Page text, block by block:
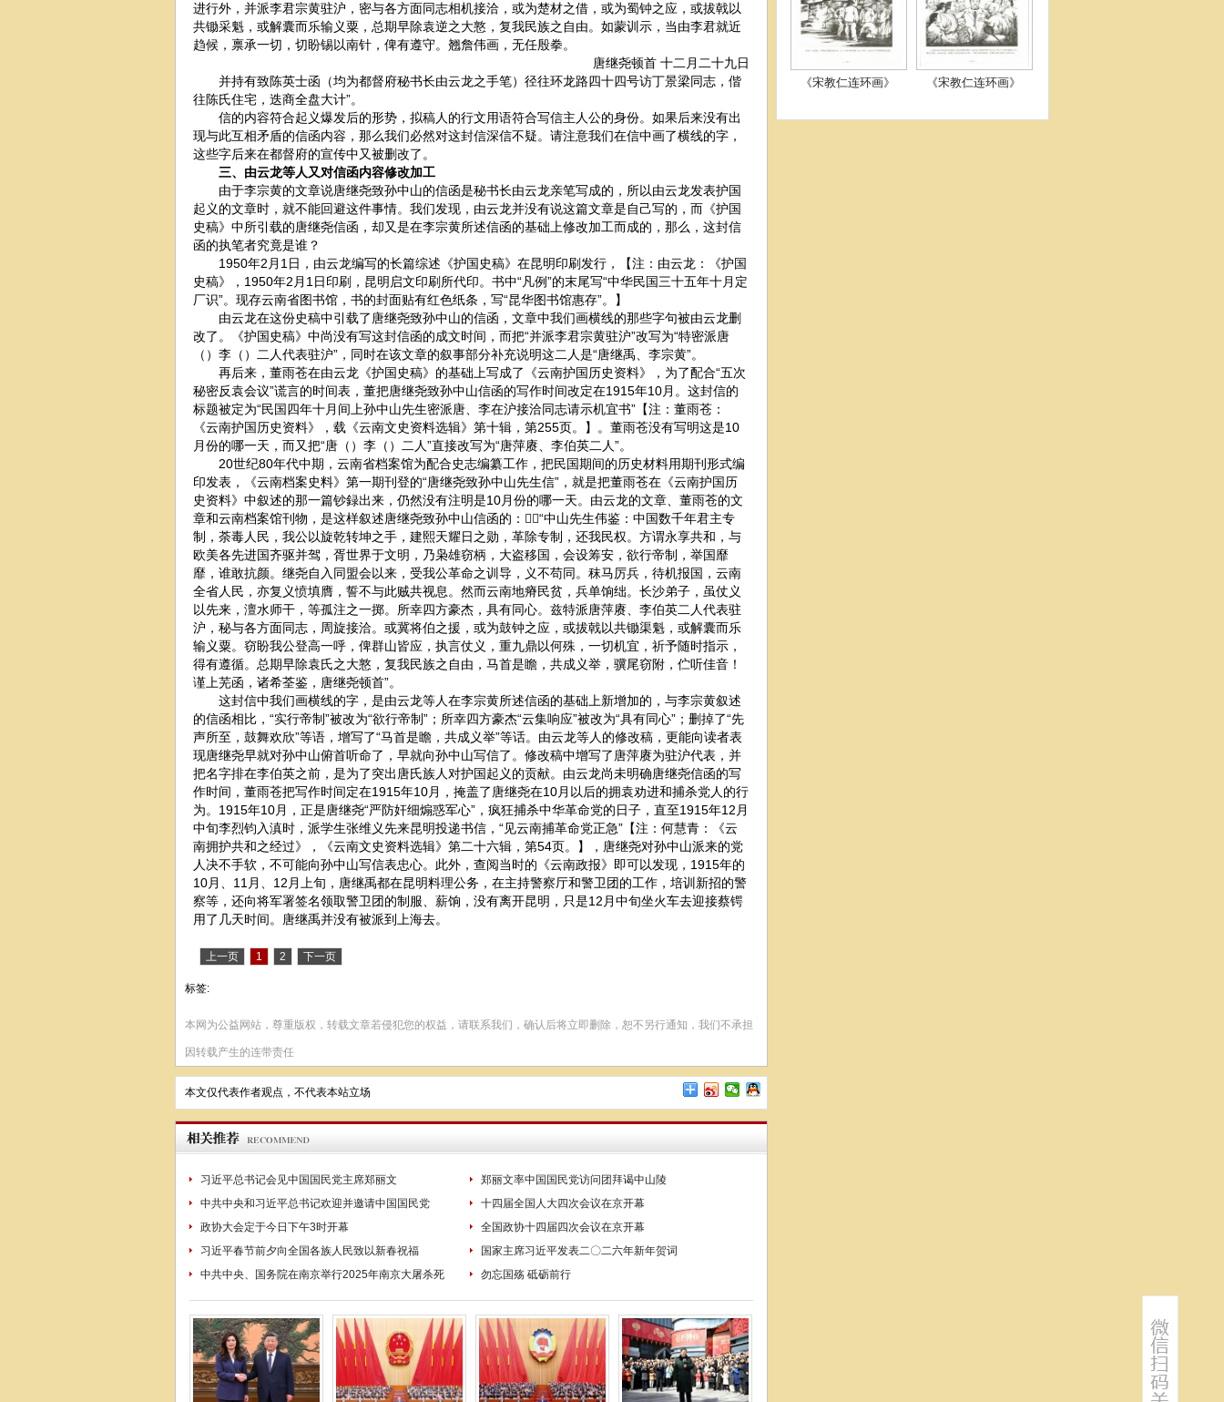
进行外，并派李君宗黄驻沪，密与各方面同志相机接洽，或为楚材之借，或为蜀钟之应，或拔戟以
共锄采魁，或解囊而乐输义粟，总期早除袁逆之大憝，复我民族之自由。如蒙训示，当由李君就近
趋候，禀承一切，切盼锡以南针，俾有遵守。翘詹伟画，无任殷拳。
唐继尧顿首 十二月二十九日
并持有致陈英士函（均为都督府秘书长由云龙之手笔）径往环龙路四十四号访丁景梁同志，偕
往陈氏住宅，迭商全盘大计”。
信的内容符合起义爆发后的形势，拟稿人的行文用语符合写信主人公的身份。如果后来没有出
现与此互相矛盾的信函内容，那么我们必然对这封信深信不疑。请注意我们在信中画了横线的字，
这些字后来在都督府的宣传中又被删改了。
三、由云龙等人又对信函内容修改加工
由于李宗黄的文章说唐继尧致孙中山的信函是秘书长由云龙亲笔写成的，所以由云龙发表护国
起义的文章时，就不能回避这件事情。我们发现，由云龙并没有说这篇文章是自己写的，而《护国
史稿》中所引载的唐继尧信函，却又是在李宗黄所述信函的基础上修改加工而成的，那么，这封信
函的执笔者究竟是谁？
1950年2月1日，由云龙编写的长篇综述《护国史稿》在昆明印刷发行，【注：由云龙：《护国
史稿》，1950年2月1日印刷，昆明启文印刷所代印。书中“凡例”的末尾写“中华民国三十五年十月定
厂识”。现存云南省图书馆，书的封面贴有红色纸条，写“昆华图书馆惠存”。】
由云龙在这份史稿中引载了唐继尧致孙中山的信函，文章中我们画横线的那些字句被由云龙删
改了。《护国史稿》中尚没有写这封信函的成文时间，而把“并派李君宗黄驻沪”改写为“特密派唐
（）李（）二人代表驻沪”，同时在该文章的叙事部分补充说明这二人是“唐继禹、李宗黄”。
再后来，董雨苍在由云龙《护国史稿》的基础上写成了《云南护国历史资料》，为了配合“五次
秘密反袁会议”谎言的时间表，董把唐继尧致孙中山信函的写作时间改定在1915年10月。这封信的
标题被定为“民国四年十月间上孙中山先生密派唐、李在沪接洽同志请示机宜书”【注：董雨苍：
《云南护国历史资料》，载《云南文史资料选辑》第十辑，第255页。】。董雨苍没有写明这是10
月份的哪一天，而又把“唐（）李（）二人”直接改写为“唐萍赓、李伯英二人”。
20世纪80年代中期，云南省档案馆为配合史志编纂工作，把民国期间的历史材料用期刊形式编
印发表，《云南档案史料》第一期刊登的“唐继尧致孙中山先生信”，就是把董雨苍在《云南护国历
史资料》中叙述的那一篇钞録出来，仍然没有注明是10月份的哪一天。由云龙的文章、董雨苍的文
章和云南档案馆刊物，是这样叙述唐继尧致孙中山信函的：“中山先生伟鉴：中国数千年君主专
制，荼毒人民，我公以旋乾转坤之手，建熙天耀日之勋，革除专制，还我民权。方谓永享共和，与
欧美各先进国齐驱并驾，胥世界于文明，乃枭雄窃柄，大盗移国，会设筹安，欲行帝制，举国靡
靡，谁敢抗颜。继尧自入同盟会以来，受我公革命之训导，义不苟同。秣马厉兵，待机报国，云南
全省人民，亦复义愤填膺，誓不与此贼共视息。然而云南地瘠民贫，兵单饷绌。长沙弟子，虽仗义
以先来，澶水师干，等孤注之一掷。所幸四方豪杰，具有同心。兹特派唐萍赓、李伯英二人代表驻
沪，秘与各方面同志，周旋接洽。或冀将伯之援，或为鼓钟之应，或拔戟以共锄渠魁，或解囊而乐
输义粟。窃盼我公登高一呼，俾群山皆应，执言仗义，重九鼎以何殊，一切机宜，祈予随时指示，
得有遵循。总期早除袁氏之大憝，复我民族之自由，马首是瞻，共成义举，骥尾窃附，伫听佳音！
谨上芜函，诸希荃鉴，唐继尧顿首”。
这封信中我们画横线的字，是由云龙等人在李宗黄所述信函的基础上新增加的，与李宗黄叙述
的信函相比，“实行帝制”被改为“欲行帝制”；所幸四方豪杰“云集响应”被改为“具有同心”；删掉了“先
声所至，鼓舞欢欣”等语，增写了“马首是瞻，共成义举”等话。由云龙等人的修改稿，更能向读者表
现唐继尧早就对孙中山俯首听命了，早就向孙中山写信了。修改稿中增写了唐萍赓为驻沪代表，并
把名字排在李伯英之前，是为了突出唐氏族人对护国起义的贡献。由云龙尚未明确唐继尧信函的写
作时间，董雨苍把写作时间定在1915年10月，掩盖了唐继尧在10月以后的拥袁劝进和捕杀党人的行
为。1915年10月，正是唐继尧“严防奸细煽惑军心”，疯狂捕杀中华革命党的日子，直至1915年12月
中旬李烈钧入滇时，派学生张维义先来昆明投递书信，“见云南捕革命党正急”【注：何慧青：《云
南拥护共和之经过》，《云南文史资料选辑》第二十六辑，第54页。】，唐继尧对孙中山派来的党
人决不手软，不可能向孙中山写信表忠心。此外，查阅当时的《云南政报》即可以发现，1915年的
10月、11月、12月上旬，唐继禹都在昆明料理公务，在主持警察厅和警卫团的工作，培训新招的警
察等，还向将军署签名领取警卫团的制服、薪饷，没有离开昆明，只是12月中旬坐火车去迎接蔡锷
用了几天时间。唐继禹并没有被派到上海去。
上一页 1 2 下一页
标签:
本网为公益网站，尊重版权，转载文章若侵犯您的权益，请联系我们，确认后将立即删除，恕不另行通知，我们不承担
因转载产生的连带责任
本文仅代表作者观点，不代表本站立场
习近平总书记会见中国国民党主席郑丽文
郑丽文率中国国民党访问团拜谒中山陵
中共中央和习近平总书记欢迎并邀请中国国民党
十四届全国人大四次会议在京开幕
政协大会定于今日下午3时开幕
全国政协十四届四次会议在京开幕
习近平春节前夕向全国各族人民致以新春祝福
国家主席习近平发表二〇二六年新年贺词
中共中央、国务院在南京举行2025年南京大屠杀死
勿忘国殇 砥砺前行
《宋教仁连环画》 《宋教仁连环画》